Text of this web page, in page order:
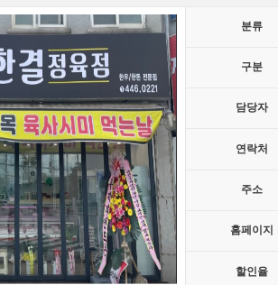
분류
구분
담당자
연락처
주소
홈페이지
할인율